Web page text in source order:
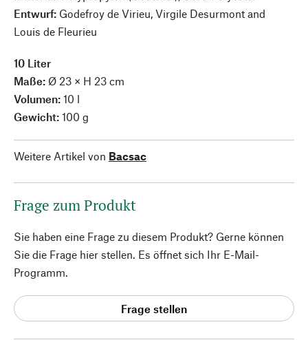
Entwurf: Godefroy de Virieu, Virgile Desurmont and
Louis de Fleurieu
10 Liter
Maße: Ø 23 × H 23 cm
Volumen: 10 l
Gewicht: 100 g
Weitere Artikel von Bacsac
Frage zum Produkt
Sie haben eine Frage zu diesem Produkt? Gerne können
Sie die Frage hier stellen. Es öffnet sich Ihr E-Mail-
Programm.
Frage stellen